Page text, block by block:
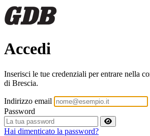
Accedi
Inserisci le tue credenziali per entrare nella
di Brescia.
Indirizzo email
Password
Hai dimenticato la password?